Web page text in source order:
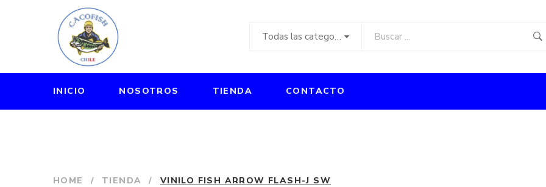
Todas las categorías
INICIO NOSOTROS TIENDA CONTACTO
HOME / TIENDA / VINILO FISH ARROW FLASH-J SW